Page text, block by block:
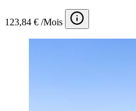
123,84 € /Mois